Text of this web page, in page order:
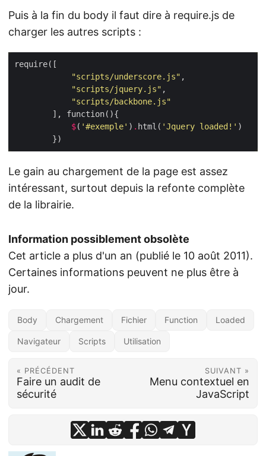
Puis à la fin du body il faut dire à require.js de
charger les autres scripts :
"scripts/underscore.js"
"scripts/jquery.js"
"scripts/backbone.js"
$( '#exemple' ) . html( 'Jquery loaded!'
Le gain au chargement de la page est assez
intéressant, surtout depuis la refonte complète
de la librairie.
Information possiblement obsolète
Cet article a plus d'un an (publié le 10 août 2011).
Certaines informations peuvent ne plus être à
jour.
Body Chargement Fichier Function Loaded
Navigateur Scripts Utilisation
« PRÉCÉDENT
Faire un audit de
sécurité
SUIVANT »
Menu contextuel en
JavaScript